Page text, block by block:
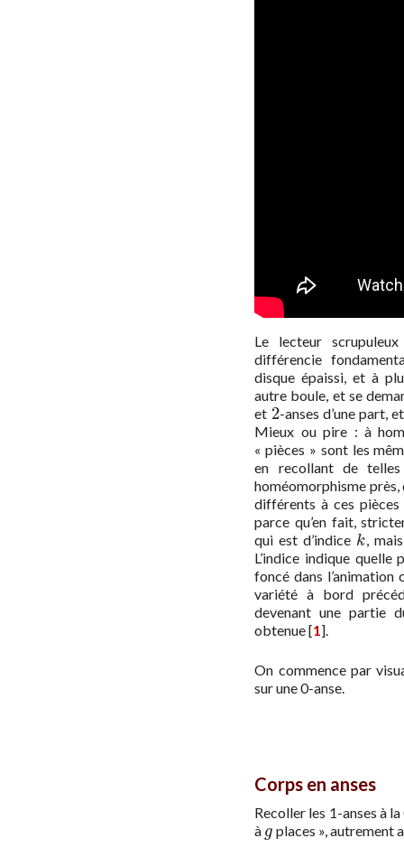
Le lecteur
différencie
disque épaissi, et à
autre boule, et se
et 2
2-anses d’une part,
Mieux ou pire : à
« pièces » sont les
en recollant de telles
homéomorphisme
différents à ces pièces
parce qu’en fait,
qui est d’indice k
k,
L’indice indique
foncé dans
variété à bord
devenant une partie
obtenue[1].
On commence par
sur une 0-anse.
Corps en anses
Recoller les 1-anses à
à g
g places », autrement